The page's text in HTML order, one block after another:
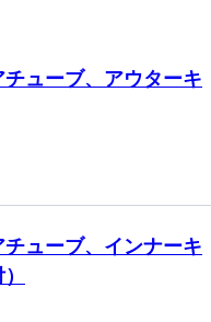
ューブ、アウターキ
ューブ、インナーキ